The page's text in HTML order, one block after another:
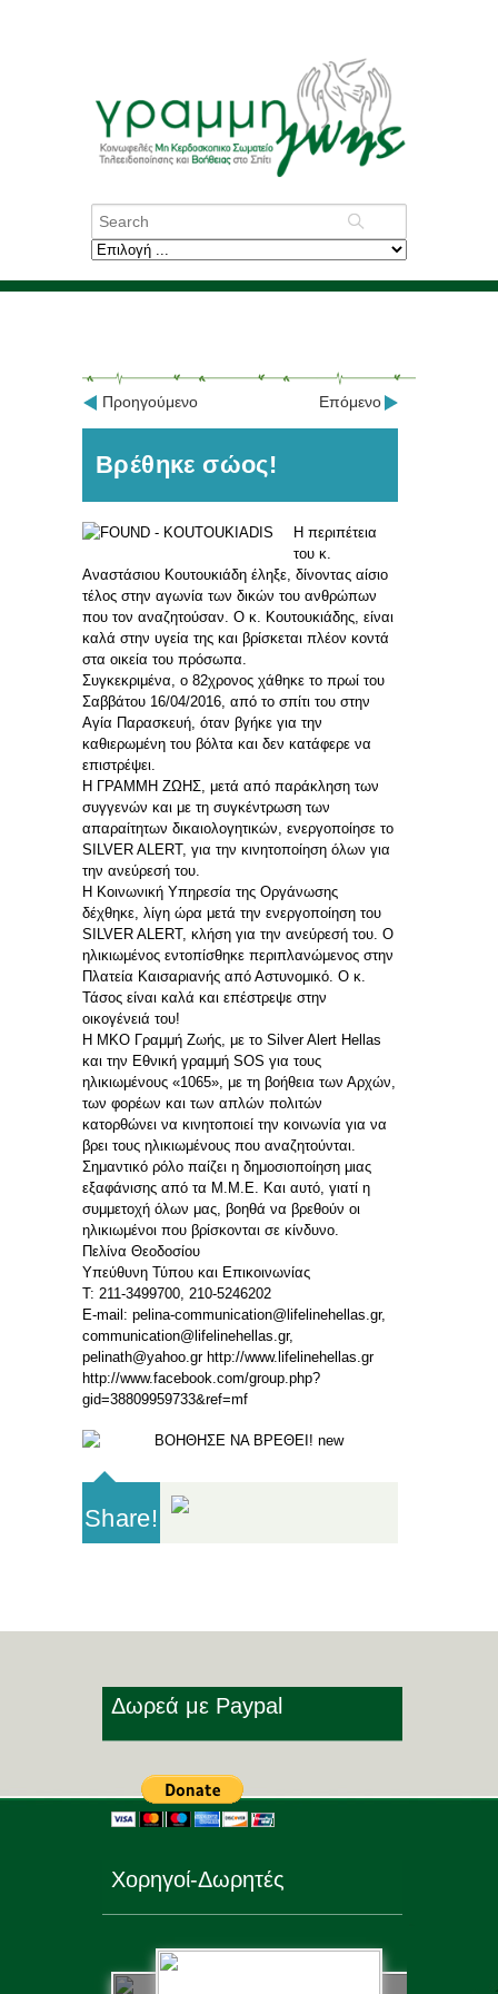
Προηγούμενο Επόμενο
Βρέθηκε σώος!
Η περιπέτεια
του κ.
Αναστάσιου Κουτουκιάδη έληξε, δίνοντας αίσιο
τέλος στην αγωνία των δικών του ανθρώπων
που τον αναζητούσαν. Ο κ. Κουτουκιάδης, είναι
καλά στην υγεία της και βρίσκεται πλέον κοντά
στα οικεία του πρόσωπα.
Συγκεκριμένα, ο 82χρονος χάθηκε το πρωί του
Σαββάτου 16/04/2016, από το σπίτι του στην
Αγία Παρασκευή, όταν βγήκε για την
καθιερωμένη του βόλτα και δεν κατάφερε να
επιστρέψει.
Η ΓΡΑΜΜΗ ΖΩΗΣ, μετά από παράκληση των
συγγενών και με τη συγκέντρωση των
απαραίτητων δικαιολογητικών, ενεργοποίησε το
SILVER ALERT, για την κινητοποίηση όλων για
την ανεύρεσή του.
Η Κοινωνική Υπηρεσία της Οργάνωσης
δέχθηκε, λίγη ώρα μετά την ενεργοποίηση του
SILVER ALERT, κλήση για την ανεύρεσή του. Ο
ηλικιωμένος εντοπίσθηκε περιπλανώμενος στην
Πλατεία Καισαριανής από Αστυνομικό. Ο κ.
Τάσος είναι καλά και επέστρεψε στην
οικογένειά του!
Η ΜΚΟ Γραμμή Ζωής, με το Silver Alert Hellas
και την Εθνική γραμμή SOS για τους
ηλικιωμένους «1065», με τη βοήθεια των Αρχών,
των φορέων και των απλών πολιτών
κατορθώνει να κινητοποιεί την κοινωνία για να
βρει τους ηλικιωμένους που αναζητούνται.
Σημαντικό ρόλο παίζει η δημοσιοποίηση μιας
εξαφάνισης από τα Μ.Μ.Ε. Και αυτό, γιατί η
συμμετοχή όλων μας, βοηθά να βρεθούν οι
ηλικιωμένοι που βρίσκονται σε κίνδυνο.
Πελίνα Θεοδοσίου
Υπεύθυνη Τύπου και Επικοινωνίας
Τ: 211-3499700, 210-5246202
E-mail: pelina-communication@lifelinehellas.gr,
communication@lifelinehellas.gr,
pelinath@yahoo.gr http://www.lifelinehellas.gr
http://www.facebook.com/group.php?
gid=38809959733&ref=mf
Share!
Δωρεά με Paypal
Χορηγοί-Δωρητές